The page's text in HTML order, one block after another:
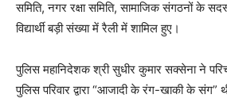
समिति, नगर रक्षा समिति, सामाजिक संगठनों
विद्यार्थी बड़ी संख्या में रैली में शामिल हुए।
पुलिस महानिदेशक श्री सुधीर कुमार सक्सेना ने
पुलिस परिवार द्वारा “आजादी के रंग-खाकी के